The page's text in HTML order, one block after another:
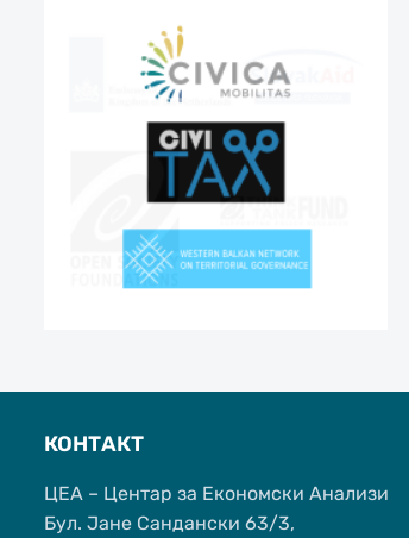
КОНТАКТ
ЦЕА – Центар за Економски Анализи
Бул. Јане Сандански 63/3,